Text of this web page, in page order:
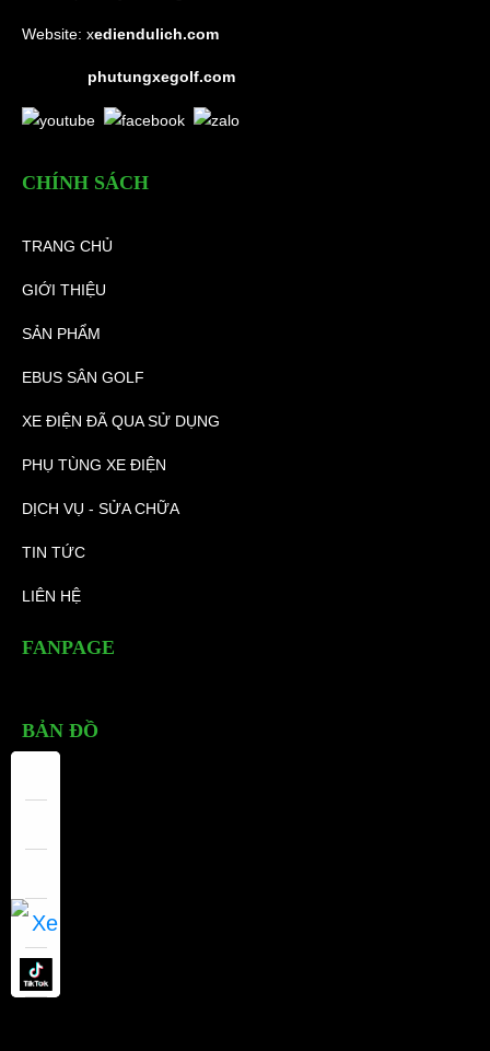
Website: xediendulich.com
phutungxegolf.com
CHÍNH SÁCH
TRANG CHỦ
GIỚI THIỆU
SẢN PHẨM
EBUS SÂN GOLF
XE ĐIỆN ĐÃ QUA SỬ DỤNG
PHỤ TÙNG XE ĐIỆN
DỊCH VỤ - SỬA CHỮA
TIN TỨC
LIÊN HỆ
FANPAGE
BẢN ĐỒ